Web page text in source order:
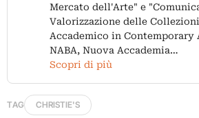
Mercato dell'Arte" e
Valorizzazione delle
Accademico in Contemporary
NABA, Nuova Accademia…
Scopri di più
TAG CHRISTIE'S